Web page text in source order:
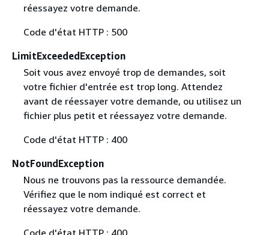
réessayez votre demande.
Code d'état HTTP : 500
LimitExceededException
Soit vous avez envoyé trop de demandes, soit
votre fichier d'entrée est trop long. Attendez
avant de réessayer votre demande, ou utilisez un
fichier plus petit et réessayez votre demande.
Code d'état HTTP : 400
NotFoundException
Nous ne trouvons pas la ressource demandée.
Vérifiez que le nom indiqué est correct et
réessayez votre demande.